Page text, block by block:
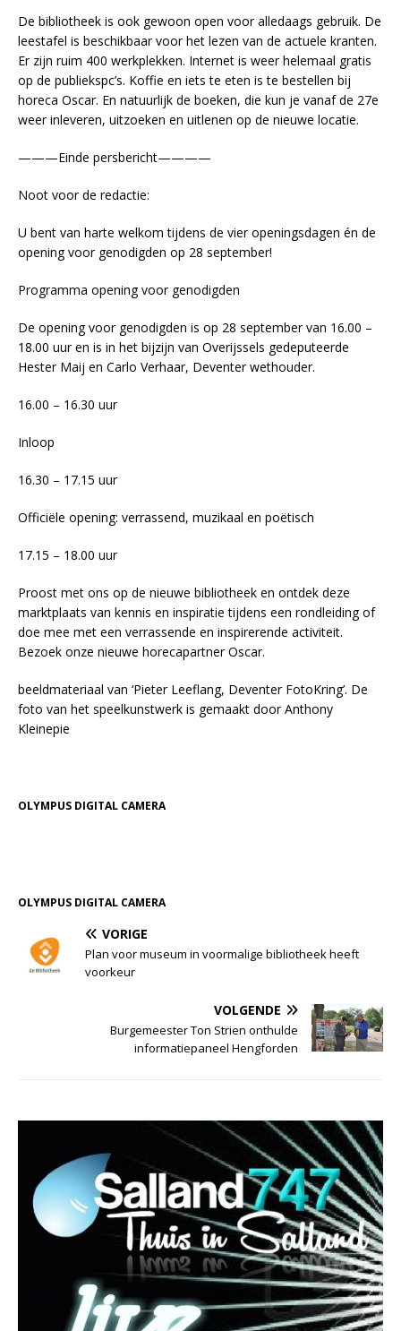
De bibliotheek is ook gewoon open voor alledaags gebruik. De
leestafel is beschikbaar voor het lezen van de actuele kranten.
Er zijn ruim 400 werkplekken. Internet is weer helemaal gratis
op de publiekspc’s. Koffie en iets te eten is te bestellen bij
horeca Oscar. En natuurlijk de boeken, die kun je vanaf de 27e
weer inleveren, uitzoeken en uitlenen op de nieuwe locatie.
———Einde persbericht————
Noot voor de redactie:
U bent van harte welkom tijdens de vier openingsdagen én de
opening voor genodigden op 28 september!
Programma opening voor genodigden
De opening voor genodigden is op 28 september van 16.00 –
18.00 uur en is in het bijzijn van Overijssels gedeputeerde
Hester Maij en Carlo Verhaar, Deventer wethouder.
16.00 – 16.30 uur
Inloop
16.30 – 17.15 uur
Officiële opening: verrassend, muzikaal en poëtisch
17.15 – 18.00 uur
Proost met ons op de nieuwe bibliotheek en ontdek deze
marktplaats van kennis en inspiratie tijdens een rondleiding of
doe mee met een verrassende en inspirerende activiteit.
Bezoek onze nieuwe horecapartner Oscar.
beeldmateriaal van ‘Pieter Leeflang, Deventer FotoKring’. De
foto van het speelkunstwerk is gemaakt door Anthony
Kleinepie
OLYMPUS DIGITAL CAMERA
OLYMPUS DIGITAL CAMERA
VORIGE
Plan voor museum in voormalige bibliotheek heeft
voorkeur
VOLGENDE
Burgemeester Ton Strien onthulde
informatiepaneel Hengforden